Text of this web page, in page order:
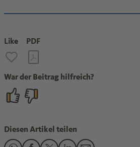
Like PDF
War der Beitrag hilfreich?
Diesen Artikel teilen